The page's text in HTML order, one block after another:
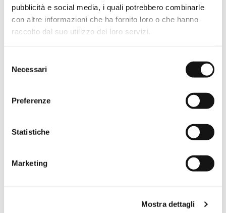
pubblicità e social media, i quali potrebbero combinarle
con altre informazioni che ha fornito loro o che hanno
raccolto dal suo utilizzo dei loro servizi.
delNecessari
Preferenze
Statistiche
Marketing
Mostra dettagli
Pliable